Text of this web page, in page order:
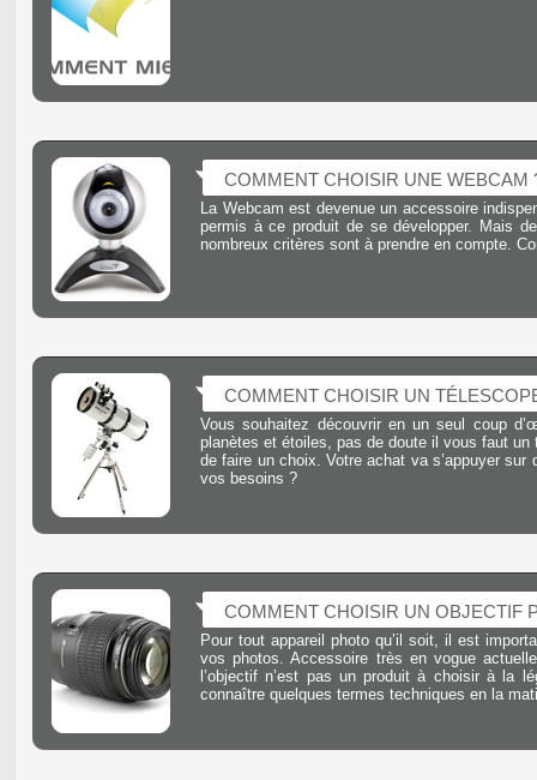
COMMENT CHOISIR UNE WEBCAM
La Webcam est devenue un accessoire
permis à ce produit de se développer. Mais
nombreux critères sont à prendre en compte.
COMMENT CHOISIR UN
Vous souhaitez découvrir en un seul coup
planètes et étoiles, pas de doute il vous faut
de faire un choix. Votre achat va s’appuyer
vos besoins ?
COMMENT CHOISIR UN OBJECTIF
Pour tout appareil photo qu’il soit, il est
vos photos. Accessoire très en vogue
l’objectif n’est pas un produit à choisir à la
connaître quelques termes techniques en la